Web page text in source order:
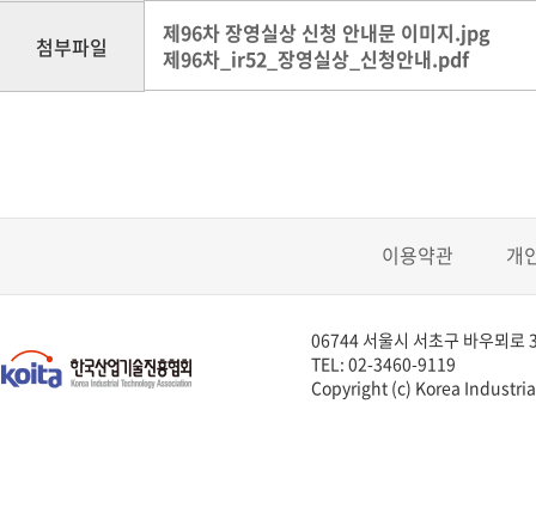
첨부파일
제96차 장영실상 신청 안내문 이미지.jpg
제96차_ir52_장영실상_신청안내.pdf
이용약관 개
06744 서울시 서초구 바우뫼로
TEL: 02-3460-9119
Copyright (c) Korea